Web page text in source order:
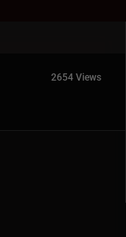
2654 Views